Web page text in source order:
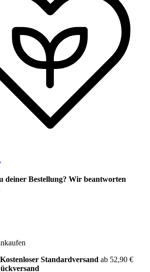
deiner Bestellung? Wir beantworten
Standardversand ab 52,90 €